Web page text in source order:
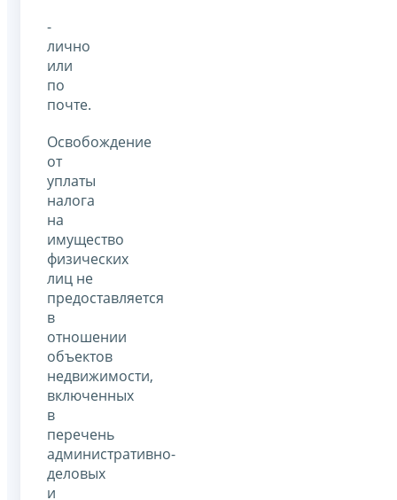
-
лично
или
по
почте.
Освобождение
от
уплаты
налога
на
имущество
физических
лиц не
предоставляется
в
отношении
объектов
недвижимости,
включенных
в
перечень
административно-
деловых
и